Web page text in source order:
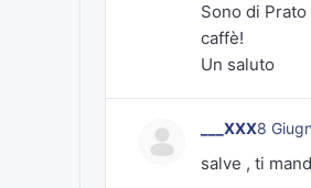
Sono di
caffè!
Un saluto
___XXX8
salve , ti